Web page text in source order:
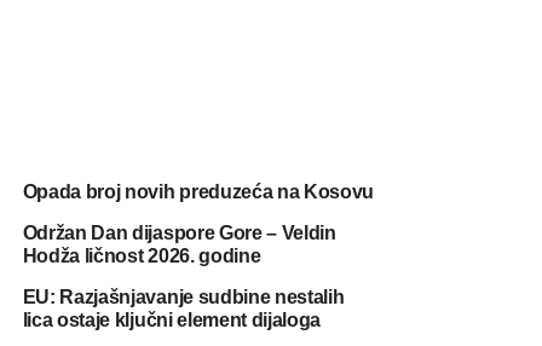
Opada broj novih preduzeća na Kosovu
Održan Dan dijaspore Gore – Veldin
Hodža ličnost 2026. godine
EU: Razjašnjavanje sudbine nestalih
lica ostaje ključni element dijaloga